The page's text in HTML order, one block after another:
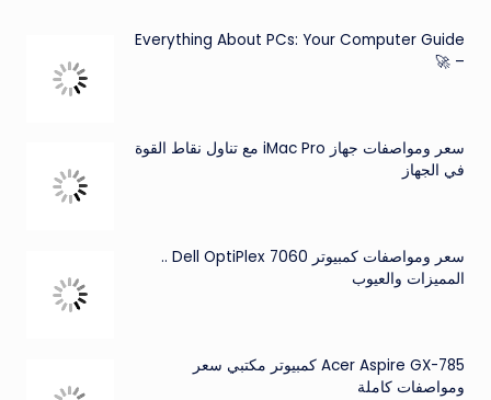
Everything About PCs: Your Computer Guide
– 🚀
سعر ومواصفات جهاز iMac Pro مع تناول نقاط القوة
في الجهاز
سعر ومواصفات كمبيوتر Dell OptiPlex 7060 ..
المميزات والعيوب
Acer Aspire GX-785 كمبيوتر مكتبي سعر
ومواصفات كاملة